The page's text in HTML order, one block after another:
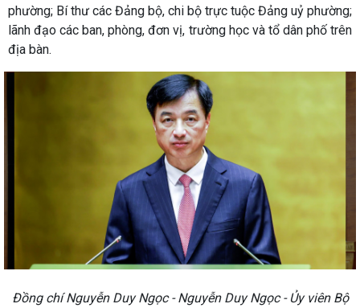
phường; Bí thư các Đảng bộ, chi bộ trực tuộc Đảng uỷ phường;
lãnh đạo các ban, phòng, đơn vị, trường học và tổ dân phố trên
địa bàn.
Đồng chí Nguyễn Duy Ngọc - Nguyễn Duy Ngọc - Ủy viên Bộ